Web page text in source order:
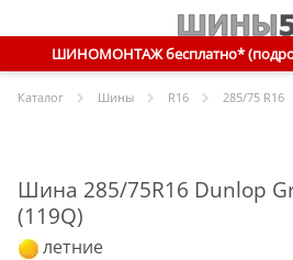
ШИНОМОНТАЖ бесплатно*
Каталог Шины R16 285/75 R16
Шина 285/75R16 Dunlop
(119Q)
летние